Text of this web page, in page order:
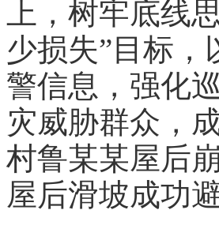
上，树牢底线
少损失”目标，
警信息，强化
灾威胁群众，
村鲁某某屋后
屋后滑坡成功